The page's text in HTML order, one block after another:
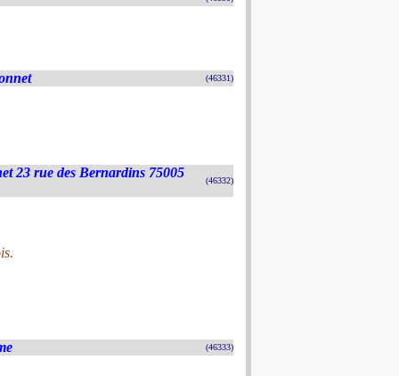
(46331)
23 rue des Bernardins 75005
(46332)
(46333)